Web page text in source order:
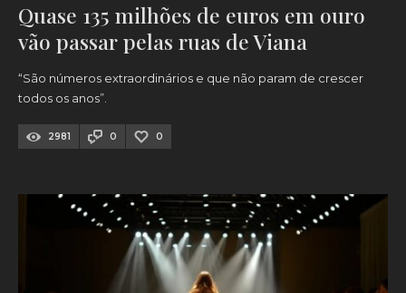
Quase 135 milhões de euros em ouro
vão passar pelas ruas de Viana
“São números extraordinários e que não param de crescer
todos os anos”.
2981 0 0